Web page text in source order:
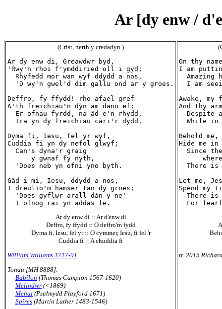
Ar [dy enw /
(Crist, nerth y credadyn.)
Ar dy enw di, Greawdwr byd,
'Rwy'n rhoi f'ymddiried oll i gyd;
  Rhyfedd mor wan wyf ddydd a nos,
  'D wy'n gwel'd dim gallu ond ar y groes.
Deffro, fy ffydd! rho afael gref
A'th freichiau'n dỳn am dano ef;
  Er ofnau fyrdd, na âd e'n rhydd,
  Tra yn dy freichiau càri'r dydd.
Dyma fi, Iesu, fel yr wyf,
Cuddia fi yn dy nefol glwyf;
  Can's dyna'r graig
      y gwnaf fy nyth,
  'Does neb yn ofni yno byth.
Gâd i mi, Iesu, ddydd a nos,
I dreulio'm hamser tan dy groes;
  'Does gyflwr arall dàn y ne'
Ar dy enw di :: Ar d'enw di
Deffro, fy ffydd :: O deffro'm fydd
Dyma fi, Iesu, fel yr :: O cymmer, Iesu, fi fel 'r
Cuddia fi :: A chuddia fi
William Williams 1717-91
Tonau [MH 8888]:
Babilon (Thomas Campion 1567-1620)
Melindwr (<1869)
Menai (Psalmydd Playford 1671)
Spires (Martin Luther 1483-1546)
On thy
I am
Amazing
I am
Awake,
And thy
Despite
While in
Behold
Hide me in
Since
There is
Let me,
Spend my
There is
tr. 2015